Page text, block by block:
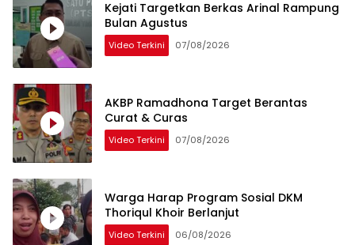
Kejati Targetkan Berkas Arinal Rampung
Bulan Agustus
Video Terkini 07/08/2026
AKBP Ramadhona Target Berantas
Curat & Curas
Video Terkini 07/08/2026
Warga Harap Program Sosial DKM
Thoriqul Khoir Berlanjut
Video Terkini 06/08/2026